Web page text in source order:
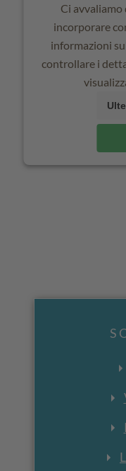
Ci
incorporare
informazioni
controllare i